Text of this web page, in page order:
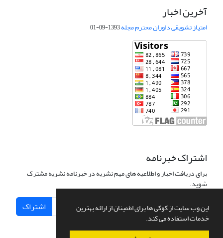
این وب سایت از کوکی ها برای اطمینان از ارائه بهترین
خدمات استفاده می کند.
آخرین اخبار
امتیاز تشویقی داوران محترم مجله1393-09-01
اشتراک خبرنامه
برای دریافت اخبار و اطلاعیه های مهم نشریه در خبرنامه نشریه مشترک
شوید.
اشتراک